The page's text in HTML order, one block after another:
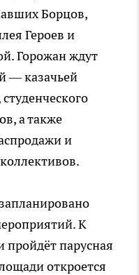
Борцов,
Героев и
Горожан ждут
— казачьей
а также
и
К
пройдёт парусная
откроется